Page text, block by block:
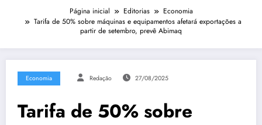
Página inicial Editorias
Economia
Tarifa de 50% sobre máquinas e equipamentos afetará exportações a
partir de setembro, prevê Abimaq
Economia Redação 27/08/2025
Tarifa de 50% sobre